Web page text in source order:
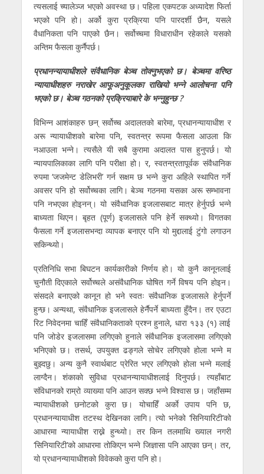
त्यसलाई च्यालेञ्ज भएको अवस्था छ। पहिला एकपटक अध्यादेश फिर्ता
भएको पनि हो। अर्को कुरा प्रक्रिया पनि पारदर्शी छैन, यसले
वैधानिकता पनि पाएको छैन। सर्वोच्चमा विधाराधीन रहेकाले यसको
अन्तिम फैसला कुर्नैपर्छ।
प्रधानन्यायाधीशले संवैधानिक बेञ्च तोक्नुभएको छ। बेञ्चमा वरिष्ठ
न्यायाधीशहरु नराखेर आफूअनुकूलका राखियो भन्ने आलोचना पनि
भएको छ। बेञ्च गठनको प्रक्रियाबारे के भन्नुहुन्छ ?
विभिन्न आशंकाहरु छन् सर्वोच्च अदालतको बारेमा, प्रधानन्यायाधीश र
अरू न्यायाधीशको बारेमा पनि, स्वतन्त्र रूपमा फैसला आउला कि
नआउला भन्ने। त्यसैले यी सबै कुरामा अदालत पास हुनुपर्छ। यो
न्यायपालिकाका लागि पनि परीक्षा हो। र, स्वतन्त्रतापूर्वक संवैधानिक
रुपमा ‘जजमेन्ट डेलिभरी’ गर्न सक्षम छ भन्ने कुरा अहिले स्थापित गर्ने
अवसर पनि हो सर्वोच्चका लागि। बेञ्च गठनमा यसका अरू सम्भावना
पनि नभएका हाेइनन्। यो संवैधानिक इजलासबाट मात्र हेर्नुपर्छ भन्ने
बाध्यता थिएन। बृहत (पूर्ण) इजलासले पनि हेर्ने सक्थ्यो। विगतका
फैसला गर्ने इजलासभन्दा व्यापक बनाएर पनि यो मुद्दालाई टुंगाे लगाउन
सकिन्थ्यो।
प्रतिनिधि सभा बिघटन कार्यकारीको निर्णय हो। यो कुनै कानूनलाई
चुनौती दिएकाले सर्वोच्चले असंवैधानिक घोषित गर्ने विषय पनि होइन।
संसदले बनाएको कानून हो भने स्वतः संवैधानिक इजलासले हेर्नुपर्ने
हुन्छ। अन्यथा, संवैधानिक इजलासले हेर्नैपर्ने बाध्यता हुँदैन। तर एउटा
रिट निवेदनमा चाहिँ संवैधानिकताको प्रश्न हुनाले, धारा १३३ (१) लाई
पनि जोडेर इजलासमा लगिएकाे हुनाले संवैधानिक इजलासमा लगिएको
भनिएको छ। तसर्थ, उपयुक्त ढङ्गले साेचेर लगिएको होला भन्ने म
बुझ्दछु। अन्य कुनै स्वार्थबाट प्रेरित भएर लगिएको होला भन्ने मलाई
लाग्दैन। शंकाकाे सुविधा प्रधानन्यायाधीशलाई दिनुपर्छ। त्यहाँबाट
संविधानको राम्रो व्याख्या पनि आउन सक्छ भन्ने विश्वास छ। जहाँसम्म
न्यायाधीशको छनोटको कुरा छ। योचाहिँ अर्काे उपाय पनि छ,
प्रधानन्यायाधीश तटस्थ देखिनका लागि। त्यो भनेको ‘सिनियारिटी’को
आधारमा न्यायाधीश राख्ने हुन्थ्यो। तर किन तलमाथि ख्याल नगरी
‘सिनियारिटी’को आधारमा तोकिएन भन्ने जिज्ञासा पनि आएका छन्। तर,
यो प्रधानन्यायाधीशको विवेकको कुरा पनि हो।